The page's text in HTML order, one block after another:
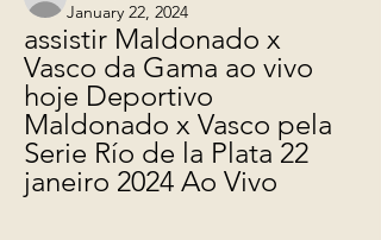
January 22, 2024
assistir Maldonado x
Vasco da Gama ao vivo
hoje Deportivo
Maldonado x Vasco pela
Serie Río de la Plata 22
janeiro 2024 Ao Vivo